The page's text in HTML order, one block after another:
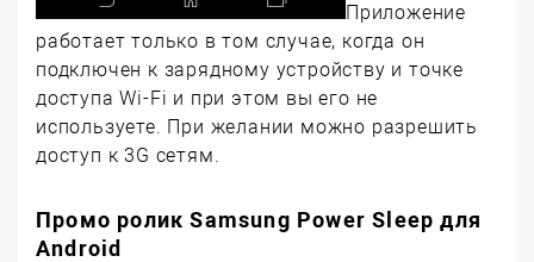
Приложение
работает только в том случае, когда он
подключен к зарядному устройству и точке
доступа Wi-Fi и при этом вы его не
используете. При желании можно разрешить
доступ к 3G сетям.
Промо ролик Samsung Power Sleep для
Android